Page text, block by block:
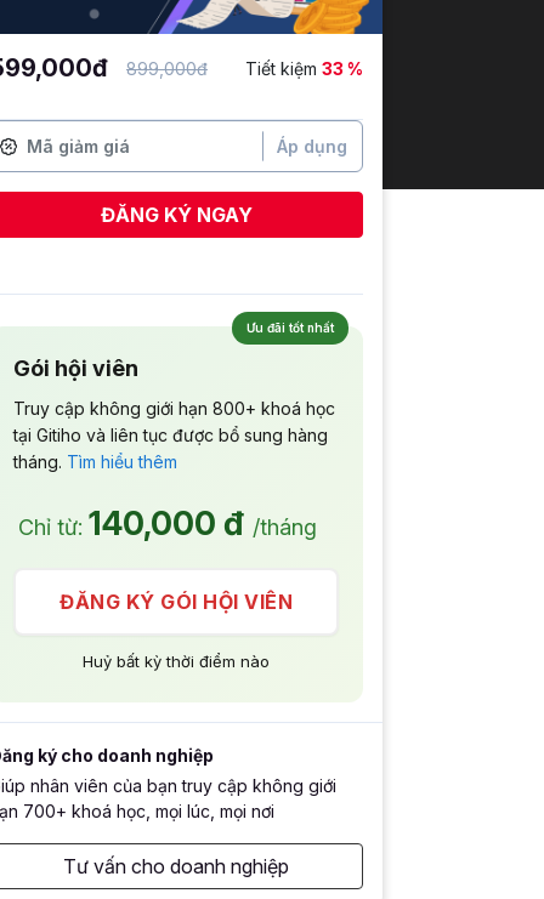
899,000đ Tiết kiệm 33 %
Áp dụng
ĐĂNG KÝ NGAY
Ưu đãi tốt nhất
Gói hội viên
Truy cập không giới hạn 800+ khoá học
tại Gitiho và liên tục được bổ sung hàng
tháng. Tìm hiểu thêm
Chỉ từ: 140,000 đ /tháng
ĐĂNG KÝ GÓI HỘI VIÊN
Huỷ bất kỳ thời điểm nào
ký cho doanh nghiệp
nhân viên của bạn truy cập không giới
700+ khoá học, mọi lúc, mọi nơi
Tư vấn cho doanh nghiệp